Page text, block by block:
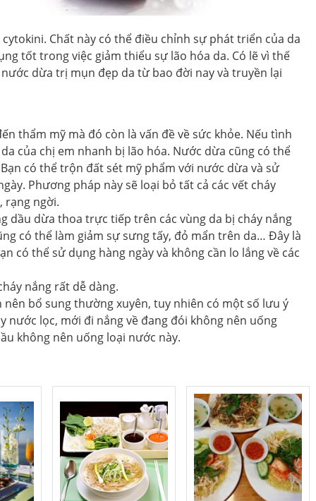
Chất này có thể điều chỉnh sự phát triển của da
tốt trong việc giảm thiểu sự lão hóa da. Có lẽ vì thế
dừa trị mụn đẹp da từ bao đời nay và truyền lại
thẩm mỹ mà đó còn là vấn đề về sức khỏe. Nếu tình
của chị em nhanh bị lão hóa. Nước dừa cũng có thể
có thể trộn đất sét mỹ phẩm với nước dừa và sử
Phương pháp này sẽ loại bỏ tất cả các vết cháy
rạng ngời.
dầu dừa thoa trực tiếp trên các vùng da bị cháy nắng
có thể làm giảm sự sưng tấy, đỏ mẩn trên da… Đây là
có thể sử dụng hàng ngày và không cần lo lắng về các
nắng rất dễ dàng.
bổ sung thường xuyên, tuy nhiên có một số lưu ý
nước lọc, mới đi nắng về đang đói không nên uống
không nên uống loại nước này.